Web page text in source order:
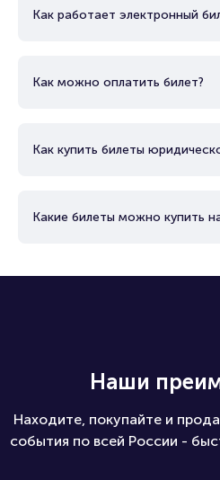
Как работает электронный
Как можно оплатить билет?
Как купить билеты
Какие билеты можно купить
Наши
Находите, покупайте и
события по всей России -